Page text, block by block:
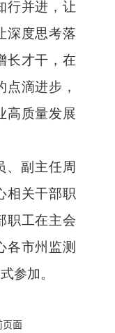
行并进，让
深度思考落
长才干，在
滴进步，
高质量发展
、副主任周
相关干部职
职工在主会
各市州监测
参加。
页面